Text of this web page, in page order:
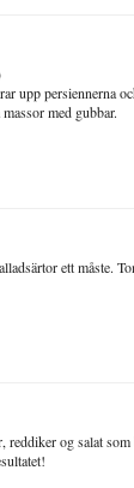
upp persiennerna
med gubbar.
ett måste.
og salat